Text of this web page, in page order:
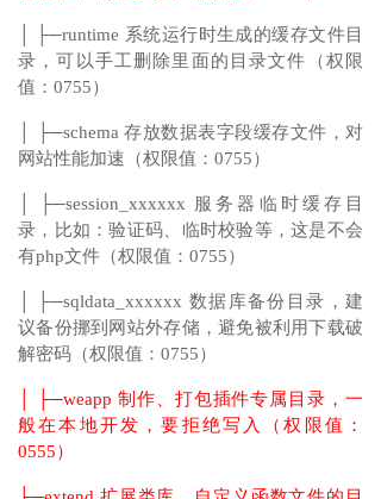
│ ├─runtime 系统运行时生成的缓存文件目
录，可以手工删除里面的目录文件（权限
值：0755）
│ ├─schema 存放数据表字段缓存文件，对
网站性能加速（权限值：0755）
│ ├─session_xxxxxx 服务器临时缓存目
录，比如：验证码、临时校验等，这是不会
有php文件（权限值：0755）
│ ├─sqldata_xxxxxx 数据库备份目录，建
议备份挪到网站外存储，避免被利用下载破
解密码（权限值：0755）
│ ├─weapp 制作、打包插件专属目录，一
般在本地开发，要拒绝写入（权限值：
0555）